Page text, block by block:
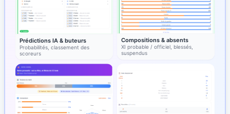
Prédictions IA & buteurs
Probabilités, classement des
scoreurs
Compositions & absents
XI probable / officiel, blessés,
suspendus